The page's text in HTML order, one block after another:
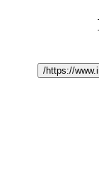
https://